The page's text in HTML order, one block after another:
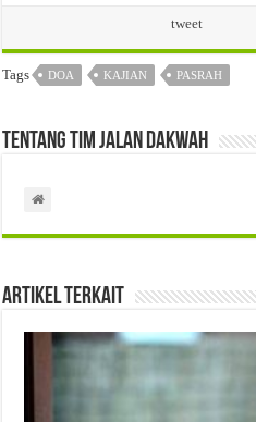
tweet
Tags DOA KAJIAN PASRAH
Tentang Tim Jalan Dakwah
Artikel Terkait